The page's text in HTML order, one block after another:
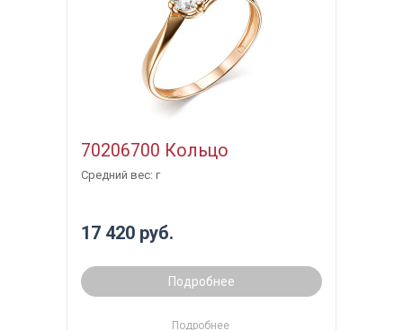
70206700 Кольцо
Средний вес: г
17 420 руб.
Подробнее
Подробнее